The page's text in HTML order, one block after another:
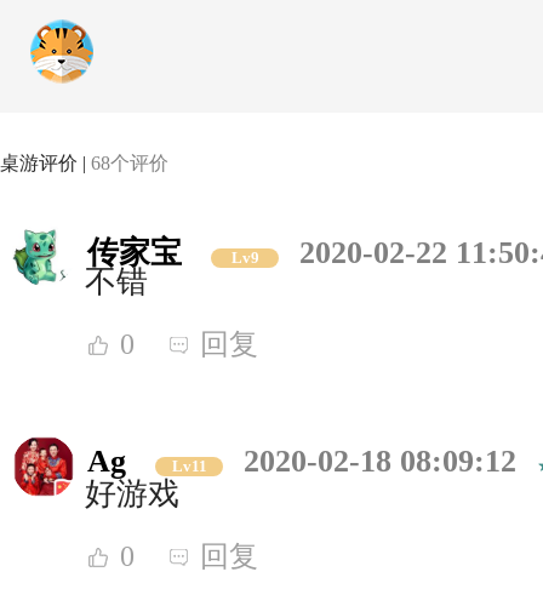
桌游评价 | 68个评价
传家宝 Lv9
2020-02-22
不错
0 回复
Ag Lv11
2020-02-18 08:09:12
好游戏
0 回复